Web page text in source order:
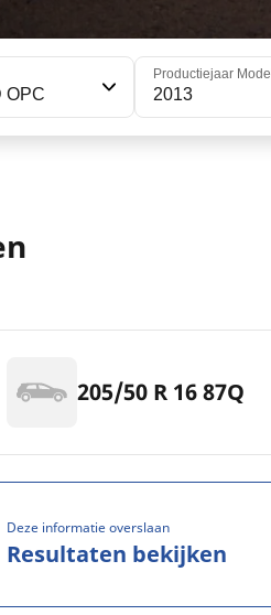
OPC
Productiejaar Model
2013
205/50 R 16 87Q
Deze informatie overslaan
Resultaten bekijken